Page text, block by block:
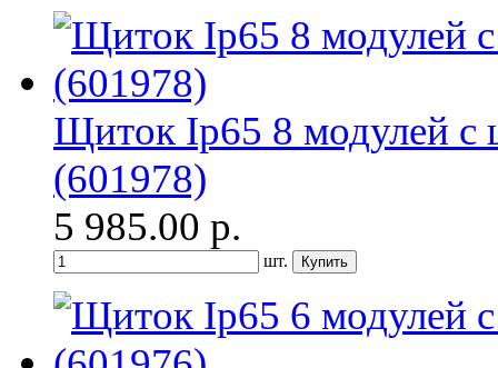
Щиток Ip65 8 модулей с
(601978)
5 985.00 р.
шт.